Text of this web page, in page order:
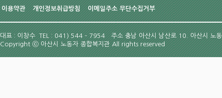
이용약관 개인정보취급방침 이메일주소 무단수집거부
대표 : 이창수 TEL : 041) 544 - 7954주소 충남 아산시 남산로 10. 아산시 노
Copyrightⓒ아산시 노동자 종합복지관 All rights reserved